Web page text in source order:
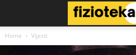
Home Vijesti